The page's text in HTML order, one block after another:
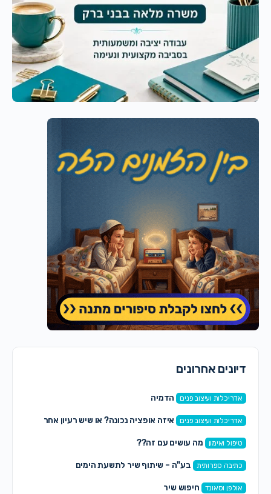
דיונים אחרונים
אדריכלות ועיצוב פנים הדמיה
אדריכלות ועיצוב פנים איזה אופציה נכונה? או שיש רעיון אחר
טיפול ואימון מה עושים עם זה??
כתיבה ספרותית בע"ה – שיתוף שיר לתשעת הימים
אולפן וסאונד חיפוש שיר